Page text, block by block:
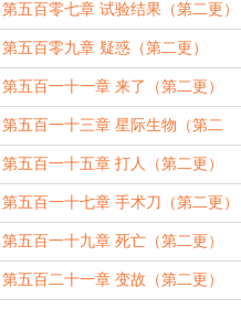
第五百零七章 试验结果（第二更）
第五百零九章 疑惑（第二更）
第五百一十一章 来了（第二更）
第五百一十三章 星际生物（第二
更）
第五百一十五章 打人（第二更）
第五百一十七章 手术刀（第二更）
第五百一十九章 死亡（第二更）
第五百二十一章 变故（第二更）